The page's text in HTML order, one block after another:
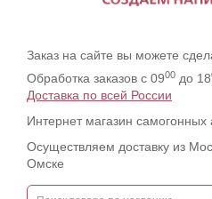
Заказ на сайте вы можете
Обработка заказов с 0900 до 18
Доставка по всей России
Интернет магазин
Осуществляем доставку из
Омске